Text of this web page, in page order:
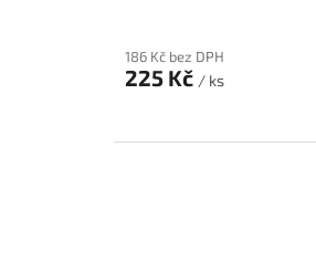
186 Kč bez DPH
225 Kč / ks